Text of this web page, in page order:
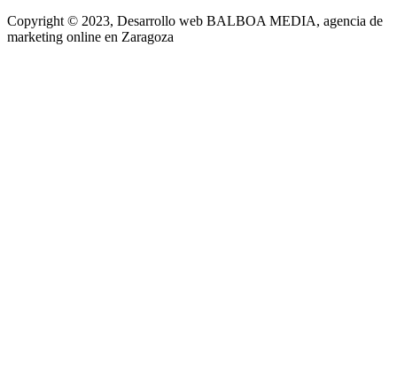
Copyright © 2023, Desarrollo web BALBOA MEDIA, agencia de
marketing online en Zaragoza